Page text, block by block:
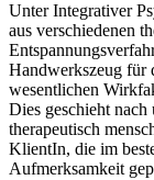
Unter Integrativer
aus verschiedenen
Handwerkszeug für
wesentlichen
Dies geschieht
therapeutisch
KlientIn, die im
Aufmerksamkeit